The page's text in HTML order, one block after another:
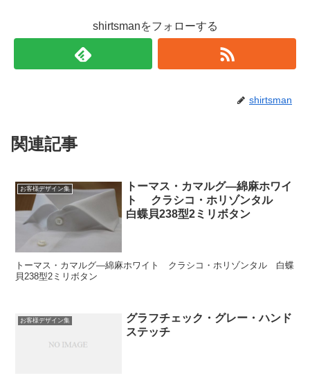
shirtsmanをフォローする
shirtsman
関連記事
お客様デザイン集
トーマス・カマルグ―綿麻ホワイ
ト クラシコ・ホリゾンタル
白蝶貝238型2ミリボタン
トーマス・カマルグ―綿麻ホワイト クラシコ・ホリゾンタル 白蝶
貝238型2ミリボタン
お客様デザイン集
グラフチェック・グレー・ハンド
ステッチ